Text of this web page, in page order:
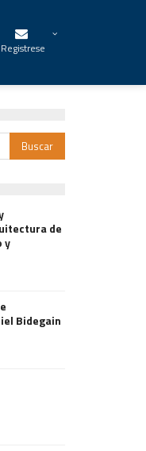
Registrese
de
y
Bidegain